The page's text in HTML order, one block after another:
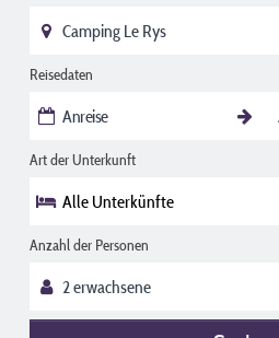
Reisedaten
Art der Unterkunft
Alle Unterkünfte
Anzahl der Personen